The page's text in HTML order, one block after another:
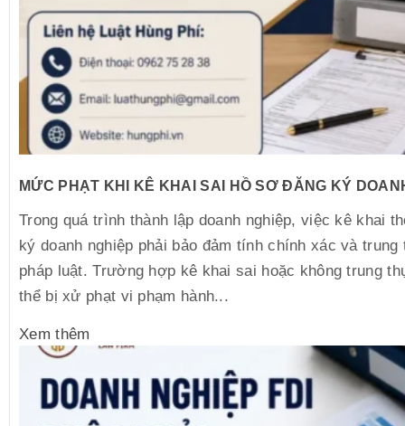
MỨC PHẠT KHI KÊ KHAI SAI HỒ SƠ ĐĂNG KÝ
Trong quá trình thành lập doanh nghiệp, việc kê khai
ký doanh nghiệp phải bảo đảm tính chính xác và
pháp luật. Trường hợp kê khai sai hoặc không trung
thể bị xử phạt vi phạm hành...
Xem thêm